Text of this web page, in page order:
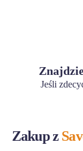
Jeśli
Zakup z